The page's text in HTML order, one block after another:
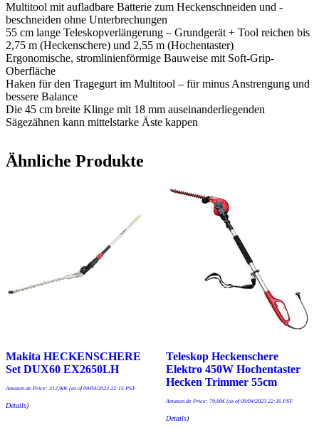
Multitool mit aufladbare Batterie zum Heckenschneiden und -
beschneiden ohne Unterbrechungen
55 cm lange Teleskopverlängerung – Grundgerät + Tool reichen bis
2,75 m (Heckenschere) und 2,55 m (Hochentaster)
Ergonomische, stromlinienförmige Bauweise mit Soft-Grip-
Oberfläche
Haken für den Tragegurt im Multitool – für minus Anstrengung und
bessere Balance
Die 45 cm breite Klinge mit 18 mm auseinanderliegenden
Sägezähnen kann mittelstarke Äste kappen
Ähnliche Produkte
Makita HECKENSCHERE
Set DUX60 EX2650LH
Amazon.de Price: 312,90€(as of 09/04/2023 22:15 PST-
Details)
Teleskop Heckenschere
Elektro 450W Hochentaster
Hecken Trimmer 55cm
Amazon.de Price: 79,90€(as of 09/04/2023 22:16 PST-
Details)